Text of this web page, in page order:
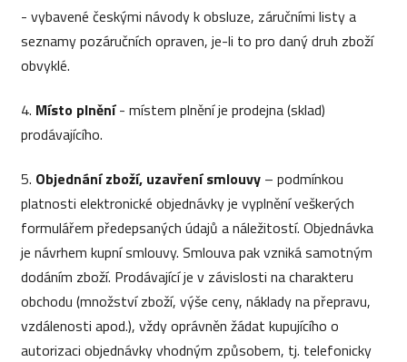
- vybavené českými návody k obsluze, záručními listy a
seznamy pozáručních opraven, je-li to pro daný druh zboží
obvyklé.
4. Místo plnění- místem plnění je prodejna (sklad)
prodávajícího.
5. Objednání zboží, uzavření smlouvy – podmínkou
platnosti elektronické objednávky je vyplnění veškerých
formulářem předepsaných údajů a náležitostí. Objednávka
je návrhem kupní smlouvy. Smlouva pak vzniká samotným
dodáním zboží. Prodávající je v závislosti na charakteru
obchodu (množství zboží, výše ceny, náklady na přepravu,
vzdálenosti apod.), vždy oprávněn žádat kupujícího o
autorizaci objednávky vhodným způsobem, tj. telefonicky